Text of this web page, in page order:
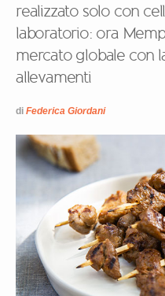
realizzato solo con
laboratorio: ora
mercato globale con
allevamenti
di Federica Giordani